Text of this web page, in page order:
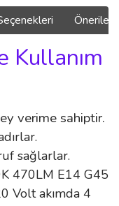
Kullanım
verime sahiptir.
sağlarlar.
470LM E14 G45
Volt akımda 4